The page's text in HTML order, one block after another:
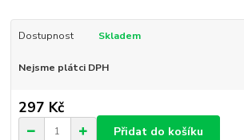
Dostupnost Skladem
Nejsme plátci DPH
297 Kč
Přidat do košíku